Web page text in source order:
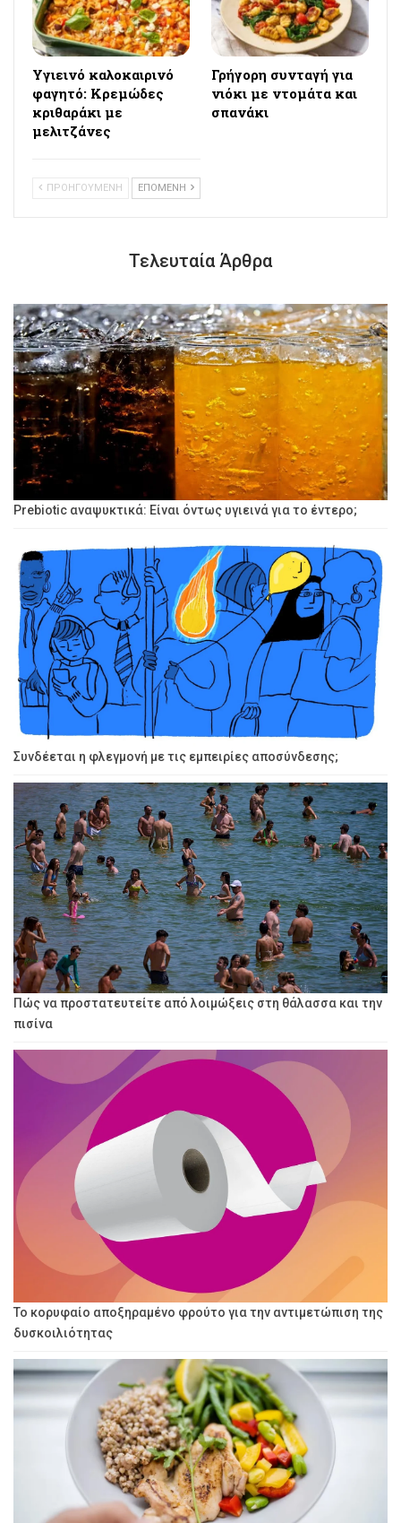
Υγιεινό καλοκαιρινό
φαγητό: Κρεμώδες
κριθαράκι με
μελιτζάνες
Γρήγορη συνταγή για
νιόκι με ντομάτα και
σπανάκι
ΠΡΟΗΓΟΥΜΕΝΗ ΕΠΟΜΕΝΗ
Τελευταία Άρθρα
Prebiotic αναψυκτικά: Είναι όντως υγιεινά για το έντερο;
Συνδέεται η φλεγμονή με τις εμπειρίες αποσύνδεσης;
Πώς να προστατευτείτε από λοιμώξεις στη θάλασσα και την
πισίνα
Το κορυφαίο αποξηραμένο φρούτο για την αντιμετώπιση της
δυσκοιλιότητας